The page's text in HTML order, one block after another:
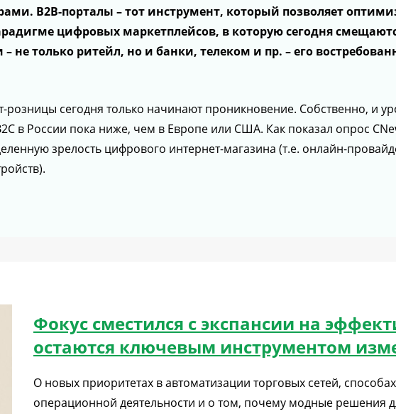
В2В-порталы – тот инструмент, который позволяет
цифровых маркетплейсов, в которую сегодня
только ритейл, но и банки, телеком и пр. – его
розницы сегодня только начинают проникновение. Собственно, и
в России пока ниже, чем в Европе или США. Как показал опрос
зрелость цифрового интернет-магазина (т.е. онлайн-
Фокус сместился с экспансии на
остаются ключевым инструментом
О новых приоритетах в автоматизации торговых сетей,
операционной деятельности и о том, почему модные решения